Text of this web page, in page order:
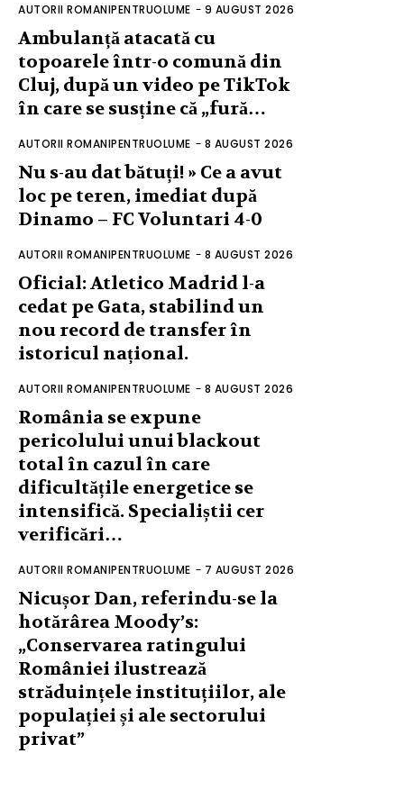
AUTORII ROMANIPENTRUOLUME - 9 AUGUST 2026
Ambulanță atacată cu
topoarele într-o comună din
Cluj, după un video pe TikTok
în care se susține că „fură…
AUTORII ROMANIPENTRUOLUME - 8 AUGUST 2026
Nu s-au dat bătuți! » Ce a avut
loc pe teren, imediat după
Dinamo – FC Voluntari 4-0
AUTORII ROMANIPENTRUOLUME - 8 AUGUST 2026
Oficial: Atletico Madrid l-a
cedat pe Gata, stabilind un
nou record de transfer în
istoricul național.
AUTORII ROMANIPENTRUOLUME - 8 AUGUST 2026
România se expune
pericolului unui blackout
total în cazul în care
dificultățile energetice se
intensifică. Specialiștii cer
verificări…
AUTORII ROMANIPENTRUOLUME - 7 AUGUST 2026
Nicușor Dan, referindu-se la
hotărârea Moody’s:
„Conservarea ratingului
României ilustrează
străduințele instituțiilor, ale
populației și ale sectorului
privat”